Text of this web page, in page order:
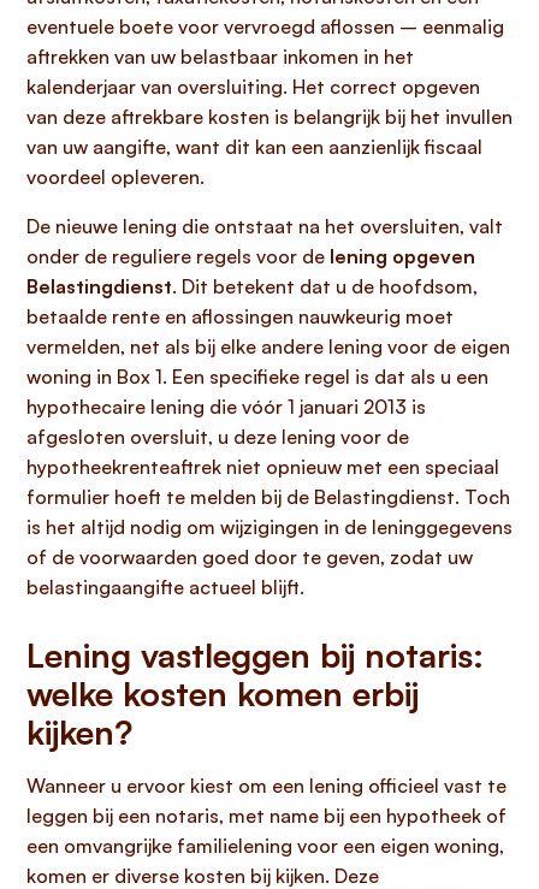
eventuele boete voor vervroegd aflossen – eenmalig
aftrekken van uw belastbaar inkomen in het
kalenderjaar van oversluiting. Het correct opgeven
van deze aftrekbare kosten is belangrijk bij het invullen
van uw aangifte, want dit kan een aanzienlijk fiscaal
voordeel opleveren.
De nieuwe lening die ontstaat na het oversluiten, valt
onder de reguliere regels voor de lening opgeven
Belastingdienst. Dit betekent dat u de hoofdsom,
betaalde rente en aflossingen nauwkeurig moet
vermelden, net als bij elke andere lening voor de eigen
woning in Box 1. Een specifieke regel is dat als u een
hypothecaire lening die vóór 1 januari 2013 is
afgesloten oversluit, u deze lening voor de
hypotheekrenteaftrek niet opnieuw met een speciaal
formulier hoeft te melden bij de Belastingdienst. Toch
is het altijd nodig om wijzigingen in de leninggegevens
of de voorwaarden goed door te geven, zodat uw
belastingaangifte actueel blijft.
Lening vastleggen bij notaris:
welke kosten komen erbij
kijken?
Wanneer u ervoor kiest om een lening officieel vast te
leggen bij een notaris, met name bij een hypotheek of
een omvangrijke familielening voor een eigen woning,
komen er diverse kosten bij kijken. Deze